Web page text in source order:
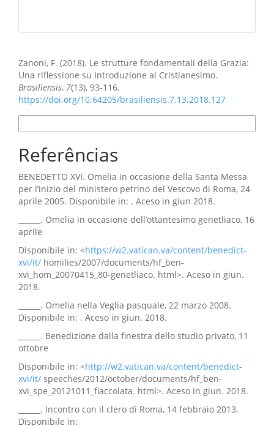
Zanoni, F. (2018). Le strutture fondamentali della Grazia:
Una riflessione su Introduzione al Cristianesimo.
Brasiliensis, 7(13), 93-116.
https://doi.org/10.64205/brasiliensis.7.13.2018.127
Referências
BENEDETTO XVI. Omelia in occasione della Santa Messa
per l’inizio del ministero petrino del Vescovo di Roma, 24
aprile 2005. Disponibile in: . Aceso in giun 2018.
______. Omelia in occasione dell’ottantesimo genetliaco, 16
aprile
Disponibile in: <https://w2.vatican.va/content/benedict-
xvi/it/ homilies/2007/documents/hf_ben-
xvi_hom_20070415_80-genetliaco. html>. Aceso in giun.
2018.
______. Omelia nella Veglia pasquale, 22 marzo 2008.
Disponibile in: . Aceso in giun. 2018.
______. Benedizione dalla finestra dello studio privato, 11
ottobre
Disponibile in: <http://w2.vatican.va/content/benedict-
xvi/it/ speeches/2012/october/documents/hf_ben-
xvi_spe_20121011_fiaccolata. html>. Aceso in giun. 2018.
______. Incontro con il clero di Roma, 14 febbraio 2013.
Disponibile in: